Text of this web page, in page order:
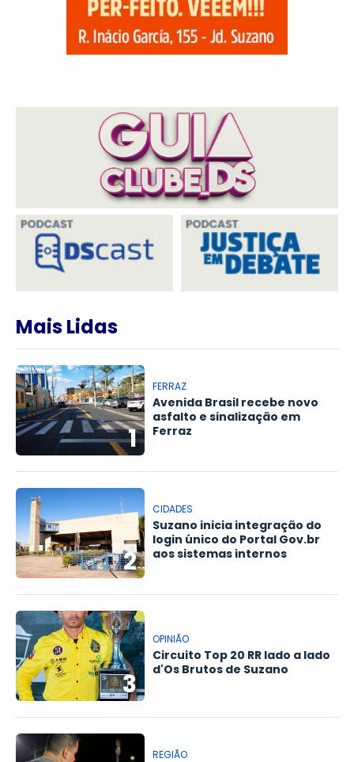
Mais Lidas
1
FERRAZ
Avenida Brasil recebe novo
asfalto e sinalização em
Ferraz
2
CIDADES
Suzano inicia integração do
login único do Portal Gov.br
aos sistemas internos
3
OPINIÃO
Circuito Top 20 RR lado a lado
d'Os Brutos de Suzano
REGIÃO